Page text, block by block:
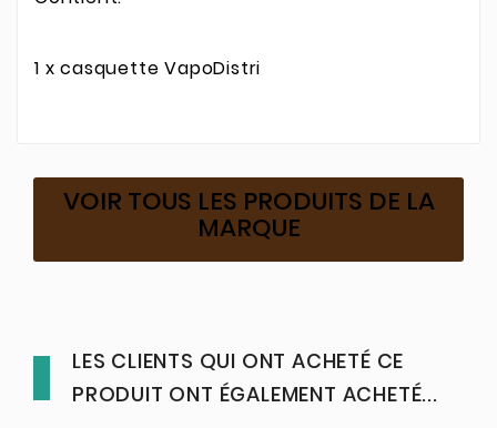
1 x casquette VapoDistri
VOIR TOUS LES PRODUITS DE LA
MARQUE
LES CLIENTS QUI ONT ACHETÉ CE
PRODUIT ONT ÉGALEMENT ACHETÉ...